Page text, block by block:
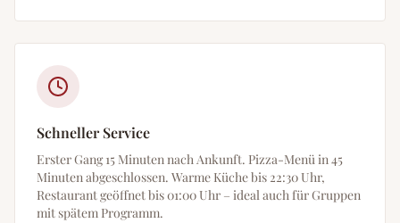
Schneller Service
Erster Gang 15 Minuten nach Ankunft. Pizza-Menü in 45
Minuten abgeschlossen. Warme Küche bis 22:30 Uhr,
Restaurant geöffnet bis 01:00 Uhr – ideal auch für Gruppen
mit spätem Programm.